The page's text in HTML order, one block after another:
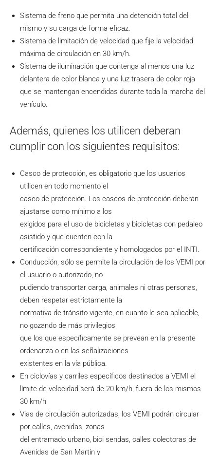
Sistema de freno que permita una detención total del
mismo y su carga de forma eficaz.
Sistema de limitación de velocidad que fije la velocidad
máxima de circulación en 30 km/h.
Sistema de iluminación que contenga al menos una luz
delantera de color blanca y una luz trasera de color roja
que se mantengan encendidas durante toda la marcha del
vehículo.
Además, quienes los utilicen deberan
cumplir con los siguientes requisitos:
Casco de protección, es obligatorio que los usuarios
utilicen en todo momento el
casco de protección. Los cascos de protección deberán
ajustarse como mínimo a los
exigidos para el uso de bicicletas y bicicletas con pedaleo
asistido y que cuenten con la
certificación correspondiente y homologados por el INTI.
Conducción, sólo se permite la circulación de los VEMI por
el usuario o autorizado, no
pudiendo transportar carga, animales ni otras personas,
deben respetar estrictamente la
normativa de tránsito vigente, en cuanto le sea aplicable,
no gozando de más privilegios
que los que específicamente se prevean en la presente
ordenanza o en las señalizaciones
existentes en la vía pública.
En ciclovías y carriles específicos destinados a VEMI el
límite de velocidad será de 20 km/h, fuera de los mismos
30 km/h
Vias de circulación autorizadas, los VEMI podrán circular
por calles, avenidas, zonas
del entramado urbano, bici sendas, calles colectoras de
Avenidas de San Martin y